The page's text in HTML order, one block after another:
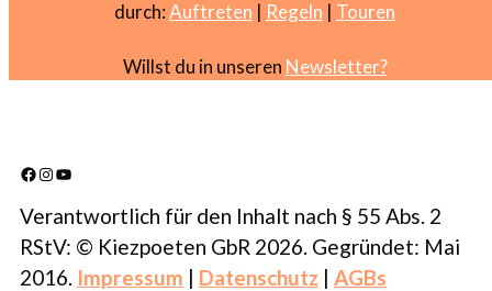
durch:Auftreten | Regeln | Touren
Willst du in unseren Newsletter?
Facebook
Instagram
YouTube
Verantwortlich für den Inhalt nach § 55 Abs. 2
RStV: © Kiezpoeten GbR 2026. Gegründet: Mai
2016. Impressum | Datenschutz | AGBs